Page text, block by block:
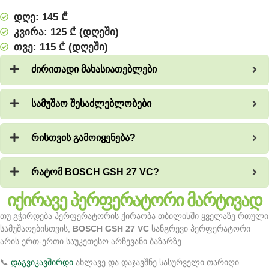
დღე: 145 ₾
კვირა: 125 ₾ (დღეში)
თვე: 115 ₾ (დღეში)
ძირითადი მახასიათებლები
სამუშაო შესაძლებლობები
რისთვის გამოიყენება?
რატომ BOSCH GSH 27 VC?
იქირავე პერფერატორი მარტივად
თუ გჭირდება პერფერატორის ქირაობა თბილისში ყველაზე რთული
სამუშაოებისთვის, BOSCH GSH 27 VC სანგრევი პერფერატორი
არის ერთ-ერთი საუკეთესო არჩევანი ბაზარზე.
📞 დაგვიკავშირდი ახლავე და დაჯავშნე სასურველი თარიღი.